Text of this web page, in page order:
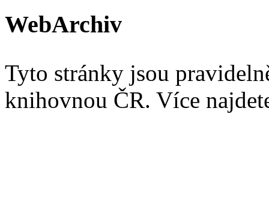
WebArchiv
Tyto stránky jsou
knihovnou ČR. Více